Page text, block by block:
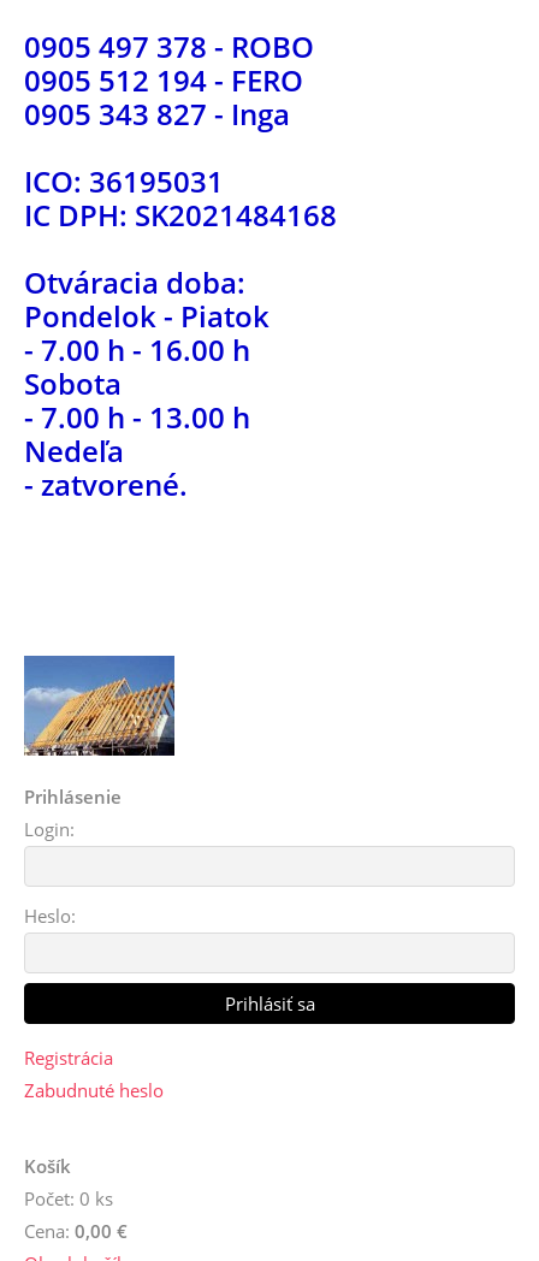
0905 497 378 - ROBO
0905 512 194 - FERO
0905 343 827 - Inga
ICO: 36195031
IC DPH: SK2021484168
Otváracia doba:
Pondelok - Piatok
- 7.00 h - 16.00 h
Sobota
- 7.00 h - 13.00 h
Nedeľa
- zatvorené.
Prihlásenie
Login:
Heslo:
Registrácia
Zabudnuté heslo
Košík
Počet: 0 ks
Cena: 0,00 €